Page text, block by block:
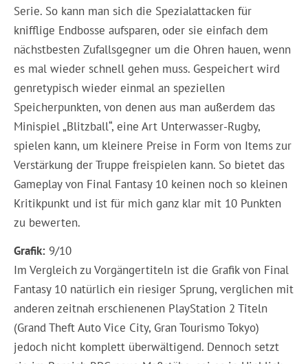
Serie. So kann man sich die Spezialattacken für
knifflige Endbosse aufsparen, oder sie einfach dem
nächstbesten Zufallsgegner um die Ohren hauen, wenn
es mal wieder schnell gehen muss. Gespeichert wird
genretypisch wieder einmal an speziellen
Speicherpunkten, von denen aus man außerdem das
Minispiel „Blitzball“, eine Art Unterwasser-Rugby,
spielen kann, um kleinere Preise in Form von Items zur
Verstärkung der Truppe freispielen kann. So bietet das
Gameplay von Final Fantasy 10 keinen noch so kleinen
Kritikpunkt und ist für mich ganz klar mit 10 Punkten
zu bewerten.
Grafik: 9/10
Im Vergleich zu Vorgängertiteln ist die Grafik von Final
Fantasy 10 natürlich ein riesiger Sprung, verglichen mit
anderen zeitnah erschienenen PlayStation 2 Titeln
(Grand Theft Auto Vice City, Gran Tourismo Tokyo)
jedoch nicht komplett überwältigend. Dennoch setzt